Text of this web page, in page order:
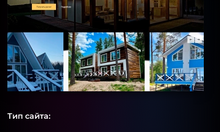
Тип сайта: